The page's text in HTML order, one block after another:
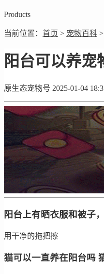
Products
当前位置： 首页 > 宠物百科 >
阳台可以养宠
原生态宠物号 2025-01-04
阳台上有晒衣服和被子
用干净的拖把擦
猫可以一直养在阳台吗